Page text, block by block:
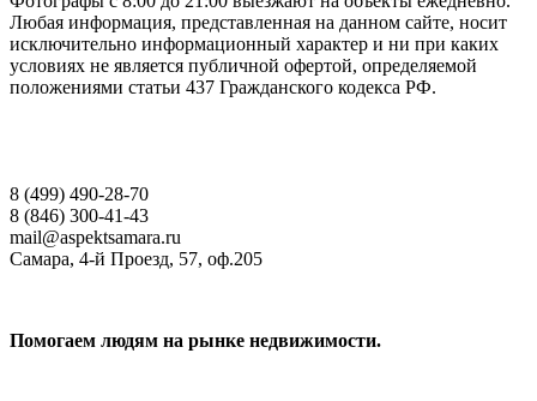
Любая информация, представленная на данном сайте, носит
исключительно информационный характер и ни при каких
условиях не является публичной офертой, определяемой
положениями статьи 437 Гражданского кодекса РФ.
8 (499) 490-28-70
8 (846) 300-41-43
mail@aspektsamara.ru
Самара, 4-й Проезд, 57, оф.205
Помогаем людям на рынке недвижимости.